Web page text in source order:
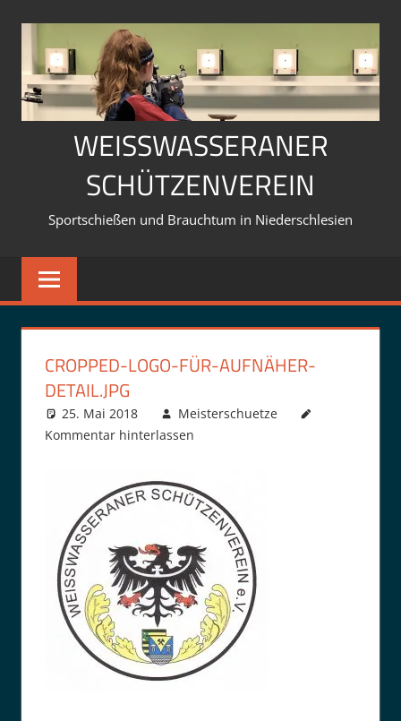
springen
WEISSWASSERANER S
CHÜTZENVEREIN
Sportschießen und Brauchtum in Niederschlesien
CROPPED-LOGO-FÜR-AUFNÄHER-
DETAIL.JPG
25. Mai 2018
Meisterschuetze
Kommentar hinterlassen